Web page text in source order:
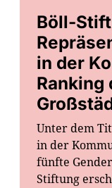
Böll-
in der
Ranking
Unter dem
in der
fünfte
Stiftung